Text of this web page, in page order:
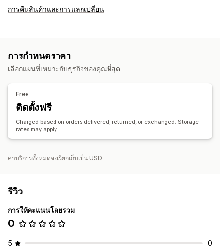
การคืนสินค้าและการแลกเปลี่ยน
การกำหนดราคา
เลือกแผนที่เหมาะกับธุรกิจของคุณที่สุด
Free
ติดตั้งฟรี
Charged based on orders delivered, returned, or exchanged. Storage
rates may apply.
ค่าบริการทั้งหมดจะเรียกเก็บเป็น USD
รีวิว
การให้คะแนนโดยรวม
0
5
0